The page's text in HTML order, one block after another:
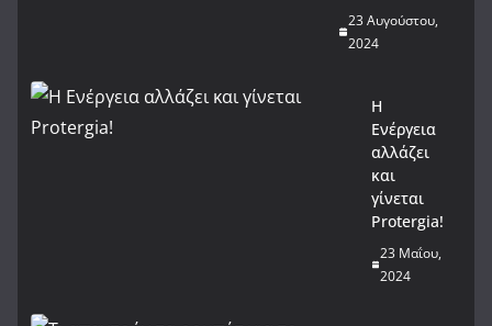
23 Αυγούστου,
2024
Η
Ενέργεια
αλλάζει
και
γίνεται
Protergia!
23 Μαΐου,
2024